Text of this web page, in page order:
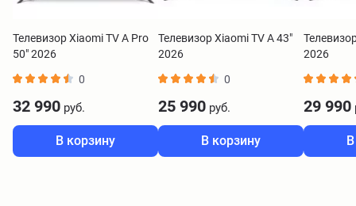
Телевизор Xiaomi TV A Pro
50" 2026
0
32 990 руб.
В корзину
Телевизор Xiaomi TV A 43"
2026
0
25 990 руб.
В корзину
2026
29 990